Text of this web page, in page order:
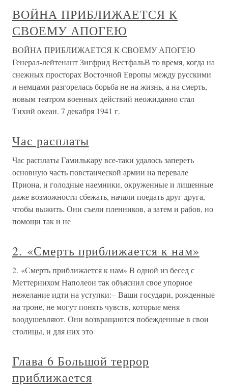
ВОЙНА ПРИБЛИЖАЕТСЯ К
СВОЕМУ АПОГЕЮ
ВОЙНА ПРИБЛИЖАЕТСЯ К СВОЕМУ АПОГЕЮ
Генерал-лейтенант Зигфрид ВестфальВ то время, когда на
снежных просторах Восточной Европы между русскими
и немцами разгорелась борьба не на жизнь, а на смерть,
новым театром военных действий неожиданно стал
Тихий океан. 7 декабря 1941 г.
Час расплаты
Час расплаты Гамилькару все-таки удалось запереть
основную часть повстанческой армии на перевале
Приона, и голодные наемники, окруженные и лишенные
даже возможности сбежать, начали поедать друг друга,
чтобы выжить. Они съели пленников, а затем и рабов, но
помощи так и не
2. «Смерть приближается к нам»
2. «Смерть приближается к нам» В одной из бесед с
Меттернихом Наполеон так объяснил свое упорное
нежелание идти на уступки:– Ваши государи, рожденные
на троне, не могут понять чувств, которые меня
воодушевляют. Они возвращаются побежденные в свои
столицы, и для них это
Глава 6 Большой террор
приближается